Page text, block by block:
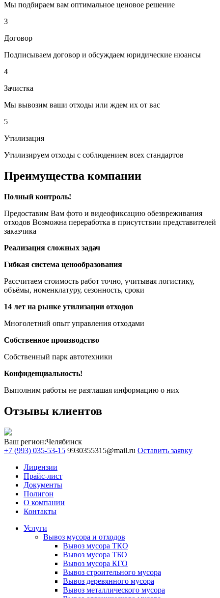
Мы подбираем вам оптимальное ценовое решение
3
Договор
Подписываем договор и обсуждаем юридические нюансы
4
Зачистка
Мы вывозим ваши отходы или ждем их от вас
5
Утилизация
Утилизируем отходы с соблюдением всех стандартов
Преимущества компании
Полный контроль!
Предоставим Вам фото и видеофиксацию обезвреживания
отходов Возможна переработка в присутствии представителей
заказчика
Реализация сложных задач
Гибкая система ценообразования
Рассчитаем стоимость работ точно, учитывая логистику,
объёмы, номенклатуру, сезонность, сроки
14 лет на рынке утилизации отходов
Многолетний опыт управления отходами
Собственное производство
Собственный парк автотехники
Конфиденциальность!
Выполним работы не разглашая информацию о них
Отзывы клиентов
Ваш регион:Челябинск
+7 (993) 035-53-15 9930355315@mail.ru Оставить заявку
Лицензии
Прайс-лист
Документы
Полигон
О компании
Контакты
Услуги
Вывоз мусора и отходов
Вывоз мусора ТКО
Вывоз мусора ТБО
Вывоз мусора КГО
Вывоз строительного мусора
Вывоз деревянного мусора
Вывоз металлического мусора